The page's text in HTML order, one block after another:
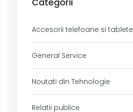
Accesorii telefoane si tablete
General Service
Noutati din Tehnologie
Relatii publice